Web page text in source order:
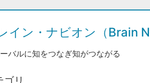
イン・ナビオン（Brain
バルに知をつなぎ知がつながる
ゴリ